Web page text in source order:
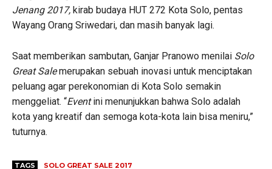
Jenang 2017, kirab budaya HUT 272 Kota Solo, pentas
Wayang Orang Sriwedari, dan masih banyak lagi.
Saat memberikan sambutan, Ganjar Pranowo menilai Solo
Great Salemerupakan sebuah inovasi untuk menciptakan
peluang agar perekonomian di Kota Solo semakin
menggeliat. “Eventini menunjukkan bahwa Solo adalah
kota yang kreatif dan semoga kota-kota lain bisa meniru,”
tuturnya.
TAGS SOLO GREAT SALE 2017